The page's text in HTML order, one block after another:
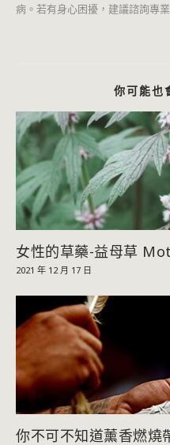
病。若有身心困擾，建議諮詢專
你可能也
女性的草藥-益母草
2021 年 12 月 17 日
你不可不知道薰香燃燒